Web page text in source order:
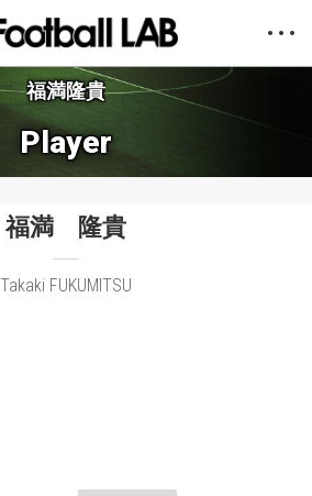
福満隆貴
Player
福満 隆貴
Takaki FUKUMITSU